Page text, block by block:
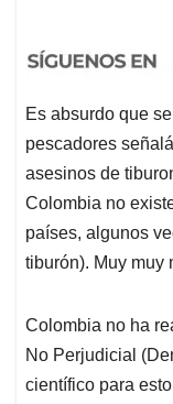
Es absurdo que
pescadores
asesinos de
Colombia no
países, algunos
tiburón). Muy muy
Colombia no ha
No Perjudicial
científico para